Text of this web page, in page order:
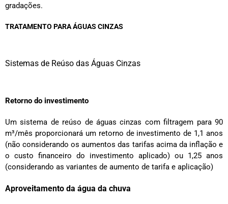
gradações.
TRATAMENTO PARA ÁGUAS CINZAS
Sistemas de Reúso das Águas Cinzas
Retorno do investimento
Um sistema de reúso de águas cinzas com filtragem para 90
m³/mês proporcionará um retorno de investimento de 1,1 anos
(não considerando os aumentos das tarifas acima da inflação e
o custo financeiro do investimento aplicado) ou 1,25 anos
(considerando as variantes de aumento de tarifa e aplicação)
Aproveitamento da água da chuva